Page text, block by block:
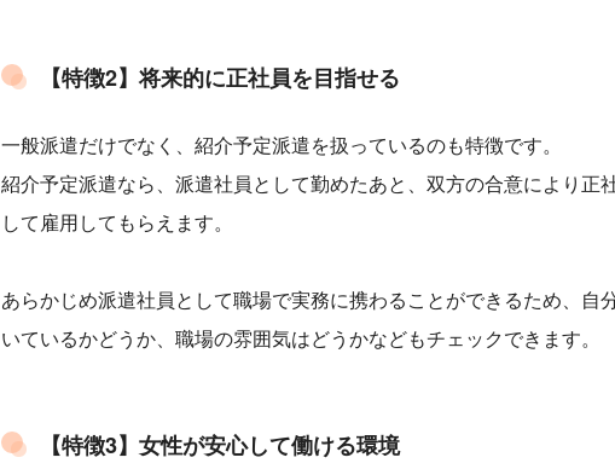
【特徴2】将来的に正社員を目指せる
一般派遣だけでなく、紹介予定派遣を扱っているのも特徴です。
紹介予定派遣なら、派遣社員として勤めたあと、双方の合意により正
して雇用してもらえます。
あらかじめ派遣社員として職場で実務に携わることができるため、自
いているかどうか、職場の雰囲気はどうかなどもチェックできます。
【特徴3】女性が安心して働ける環境